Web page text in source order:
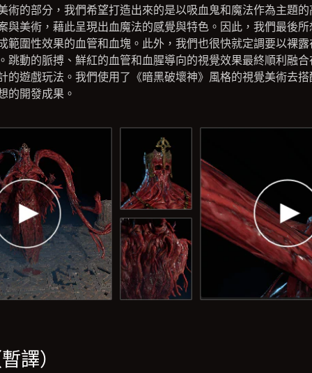
術的部分，我們希望打造出來的是以吸血鬼和魔法作為主題
與美術，藉此呈現出血魔法的感覺與特色。因此，我們最後
範圍性效果的血管和血塊。此外，我們也很快就定調要以裸
跳動的脈搏、鮮紅的血管和血腥導向的視覺效果最終順利融
的遊戲玩法。我們使用了《暗黑破壞神》風格的視覺美術去
的開發成果。
譯）